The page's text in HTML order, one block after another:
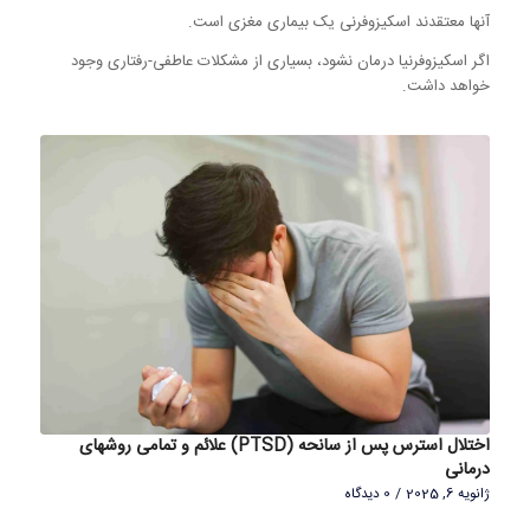
آنها معتقدند اسکیزوفرنی یک بیماری مغزی است.
اگر اسکیزوفرنیا درمان نشود، بسیاری از مشکلات عاطفی-رفتاری وجود
خواهد داشت.
اختلال استرس پس از سانحه (PTSD) علائم و تمامی روشهای
درمانی
ژانویه 6, 2025 / 0 دیدگاه